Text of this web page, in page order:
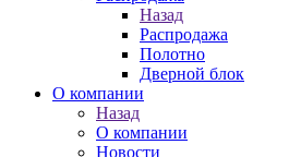
Назад
Распродажа
Полотно
Дверной блок
О компании
Назад
О компании
Новости